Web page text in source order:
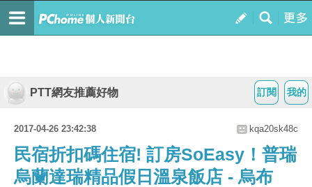
我的
訂閱
PTT網友推薦好物
2017-04-26 23:42:38 kqa20sk48c
民宿折扣碼住宿! 訂房SoEasy！普瑞
烏蘭達瑞精品假日溫泉飯店 - 烏布